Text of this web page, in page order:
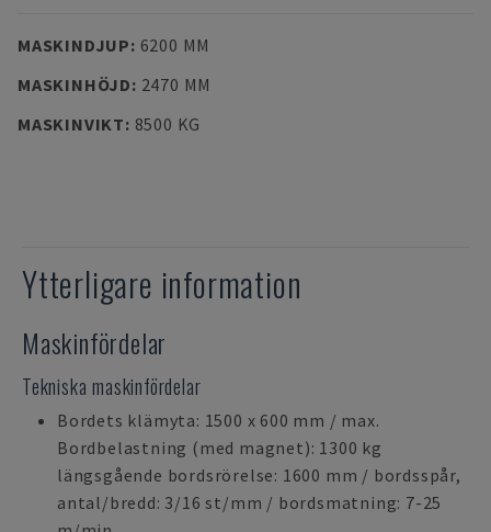
MASKINDJUP: 6200 MM
MASKINHÖJD: 2470 MM
MASKINVIKT: 8500 KG
Ytterligare information
Maskinfördelar
Tekniska maskinfördelar
Bordets klämyta: 1500 x 600 mm / max.
Bordbelastning (med magnet): 1300 kg
längsgående bordsrörelse: 1600 mm / bordsspår,
antal/bredd: 3/16 st/mm / bordsmatning: 7-25